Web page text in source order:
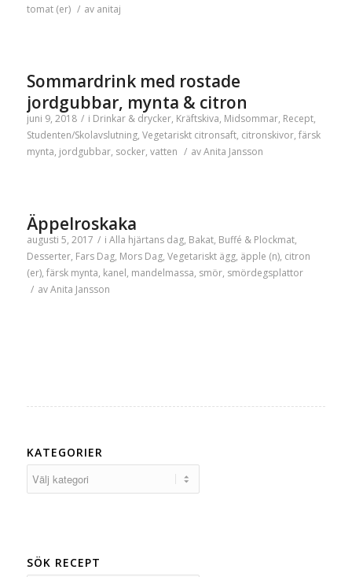
tomat (er) / av anitaj
Sommardrink med rostade
jordgubbar, mynta & citron
juni 9, 2018 / i Drinkar & drycker, Kräftskiva, Midsommar, Recept,
Studenten/Skolavslutning, Vegetariskt citronsaft, citronskivor, färsk
mynta, jordgubbar, socker, vatten / avAnita Jansson
Äppelroskaka
augusti 5, 2017 / i Alla hjärtans dag, Bakat, Buffé & Plockmat,
Desserter, Fars Dag, Mors Dag, Vegetariskt ägg, äpple (n), citron
(er), färsk mynta, kanel, mandelmassa, smör, smördegsplattor
/ avAnita Jansson
KATEGORIER
SÖK RECEPT